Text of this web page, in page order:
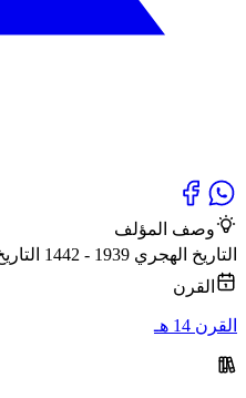
وصف المؤلف
التاريخ الهجري 1939 - 1442 التاريخ الميلادي 1357 - 2021 ترجمة المؤلف أبو أديب مؤلف ومحقق تراث إسلامي، أكاديمي وتربوي سوري، من مواليد ريف دمشق، سوريا، توفي في دمشق
القرن
القرن 14 هـ